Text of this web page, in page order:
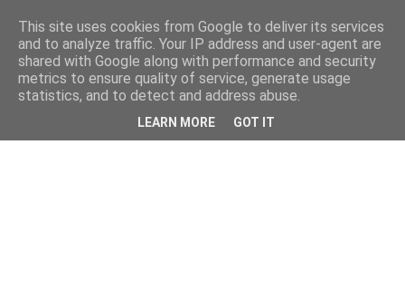
This site uses cookies from Google to deliver its services
and to analyze traffic. Your IP address and user-agent are
shared with Google along with performance and security
metrics to ensure quality of service, generate usage
statistics, and to detect and address abuse.
LEARN MORE GOT IT